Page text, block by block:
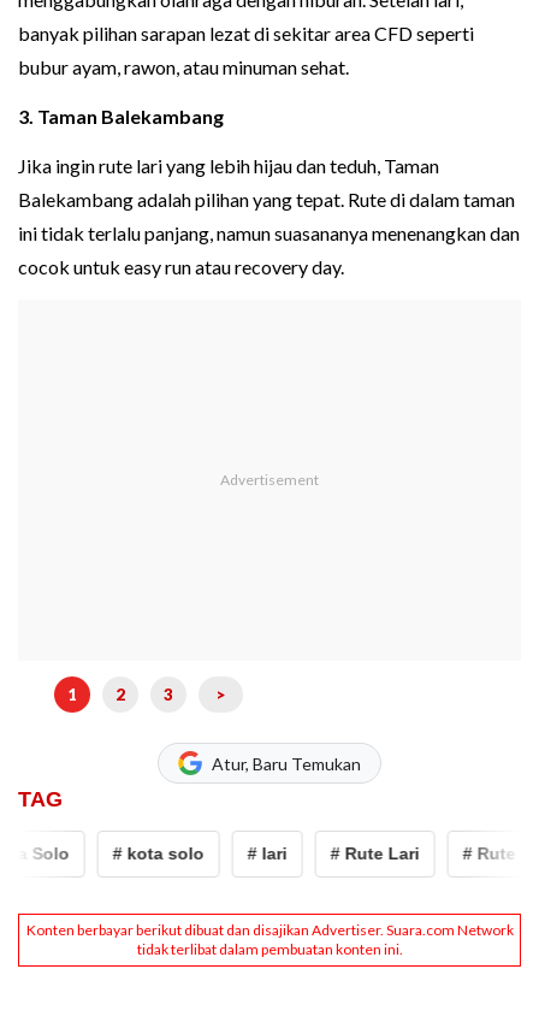
banyak pilihan sarapan lezat di sekitar area CFD seperti
bubur ayam, rawon, atau minuman sehat.
3. Taman Balekambang
Jika ingin rute lari yang lebih hijau dan teduh, Taman
Balekambang adalah pilihan yang tepat. Rute di dalam taman
ini tidak terlalu panjang, namun suasananya menenangkan dan
cocok untuk easy run atau recovery day.
1 2 3 >
Atur, Baru Temukan
TAG
Solo # kota solo # lari # Rute Lari # Rute